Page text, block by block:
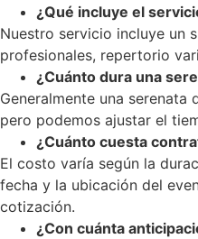
¿Qué incluye el
Nuestro servicio incluye un
profesionales, repertorio
¿Cuánto dura una
Generalmente una
pero podemos ajustar el
¿Cuánto cuesta
El costo varía según la
fecha y la ubicación del
cotización.
¿Con cuánta